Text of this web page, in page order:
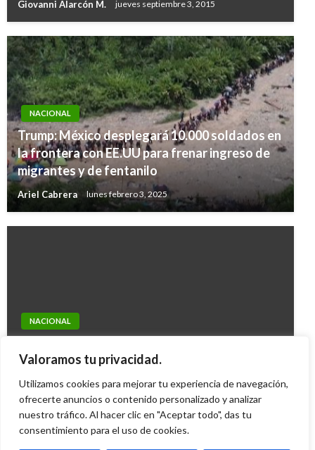
Valoramos tu privacidad.
Utilizamos cookies para mejorar tu experiencia de navegación,
ofrecerte anuncios o contenido personalizado y analizar
nuestro tráfico. Al hacer clic en "Aceptar todo", das tu
consentimiento para el uso de cookies.
Giovanni Alarcón M. jueves septiembre 3, 2015
NACIONAL
Trump: México desplegará 10.000 soldados en
la frontera con EE.UU para frenar ingreso de
migrantes y de fentanilo
Ariel Cabrera lunes febrero 3, 2025
NACIONAL
animal en tráfico de ganado en Arauca
Andres Felipe Gama jueves julio 9, 2015
NACIONAL
También denuncian hostigamiento de
Ariel Cabrera sábado febrero 11, 2017